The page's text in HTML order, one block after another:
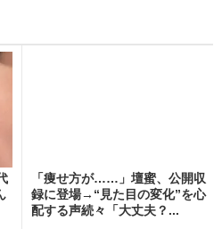
「痩せ方が……」壇蜜、公開収
録に登場→“見た目の変化”を心
配する声続々「大丈夫？...